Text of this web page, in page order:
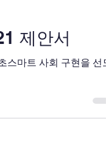
제안서
스마트 사회 구현을 선도